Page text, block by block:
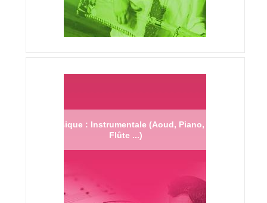
Musique : Instrumentale (Aoud, Piano,
Flûte ...)